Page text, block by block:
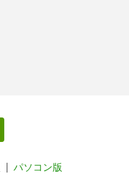
パソコン版